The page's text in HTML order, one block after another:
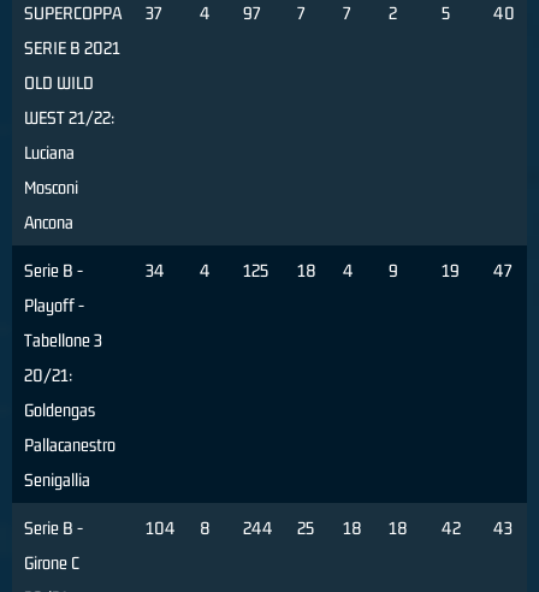
SUPERCOPPA
SERIE B 2021
OLD WILD
WEST 21/22:
Luciana
Mosconi
Ancona
37 4 97 7 7 2 5 40
Serie B -
Playoff -
Tabellone 3
20/21:
Goldengas
Pallacanestro
Senigallia
34 4 125 18 4 9 19 47
Serie B -
Girone C
104 8 244 25 18 18 42 43